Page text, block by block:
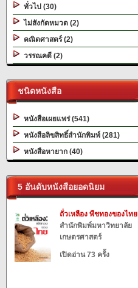
ทั่วไป (30)
ไม่สังกัดหมวด (2)
คณิตศาสตร์ (2)
วรรณคดี (2)
ชนิดหนังสือ
หนังสือเผยแพร่ (541)
หนังสือลิขสิทธิ์สำนักพิมพ์ (281)
หนังสือหายาก (40)
5 อันดับหนังสือยอดนิยม
ถั่วเหลือง พืชทองของไทย
สำนักพิมพ์มหาวิทยาลัย
เกษตรศาสตร์
เปิดอ่าน 73 ครั้ง